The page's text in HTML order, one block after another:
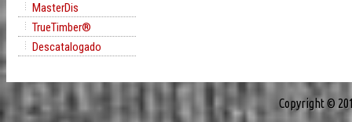
MasterDis
TrueTimber®
Descatalogado
Copyright ©